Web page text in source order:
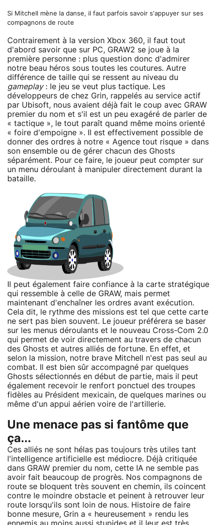
Si Mitchell mène la danse, il faut parfois savoir s'appuyer sur ses
compagnons de route
Contrairement à la version Xbox 360, il faut tout
d'abord savoir que sur PC, GRAW2 se joue à la
première personne : plus question donc d'admirer
notre beau héros sous toutes les coutures. Autre
différence de taille qui se ressent au niveau du
gameplay: le jeu se veut plus tactique. Les
développeurs de chez Grin, rappelés au service actif
par Ubisoft, nous avaient déjà fait le coup avec GRAW
premier du nom et s'il est un peu exagéré de parler de
« tactique », le tout paraît quand même moins orienté
« foire d'empoigne ». Il est effectivement possible de
donner des ordres à notre « Agence tout risque » dans
son ensemble ou de gérer chacun des Ghosts
séparément. Pour ce faire, le joueur peut compter sur
un menu déroulant à manipuler directement durant la
bataille.
Il peut également faire confiance à la carte stratégique
qui ressemble à celle de GRAW, mais permet
maintenant d'enchaîner les ordres avant exécution.
Cela dit, le rythme des missions est tel que cette carte
ne sert pas bien souvent. Le joueur préférera se baser
sur les menus déroulants et le nouveau Cross-Com 2.0
qui permet de voir directement au travers de chacun
des Ghosts et autres alliés de fortune. En effet, et
selon la mission, notre brave Mitchell n'est pas seul au
combat. Il est bien sûr accompagné par quelques
Ghosts sélectionnés en début de partie, mais il peut
également recevoir le renfort ponctuel des troupes
fidèles au Président mexicain, de quelques marines ou
même d'un appui aérien voire de l'artillerie.
Une menace pas si fantôme que
ça...
Ces alliés ne sont hélas pas toujours très utiles tant
l'intelligence artificielle est médiocre. Déjà critiquée
dans GRAW premier du nom, cette IA ne semble pas
avoir fait beaucoup de progrès. Nos compagnons de
route se bloquent très souvent en chemin, ils coincent
contre le moindre obstacle et peinent à retrouver leur
route lorsqu'ils sont loin de nous. Histoire de faire
bonne mesure, Grin a « heureusement » rendu les
ennemis au moins aussi stupides et il leur est très